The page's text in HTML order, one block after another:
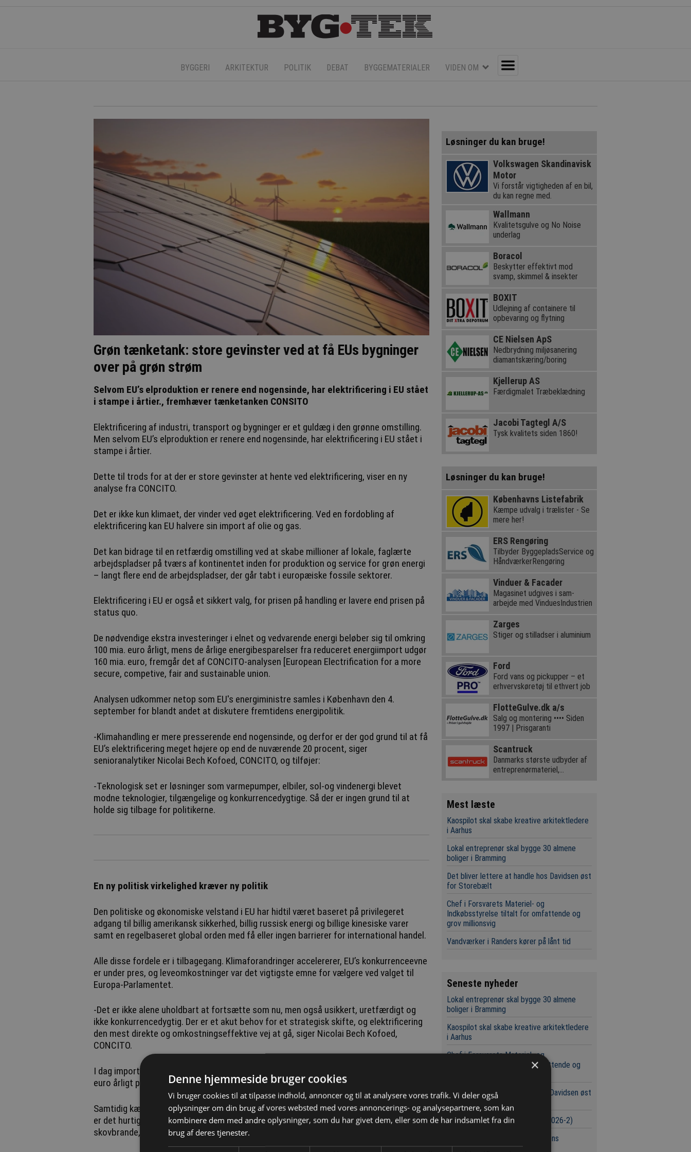
BYGGERI ARKITEKTUR POLITIK DEBAT BYGGEMATERIALER VIDEN OM
Grøn tænketank: store gevinster ved at få EUs bygninger
over på grøn strøm
Selvom EU’s elproduktion er renere end nogensinde, har elektrificering i EU stået
i stampe i årtier., fremhæver tænketanken CONSITO
Elektrificering af industri, transport og bygninger er et guldæg i den grønne omstilling.
Men selvom EU’s elproduktion er renere end nogensinde, har elektrificering i EU stået i
stampe i årtier.
Dette til trods for at der er store gevinster at hente ved elektrificering, viser en ny
analyse fra CONCITO.
Det er ikke kun klimaet, der vinder ved øget elektrificering. Ved en fordobling af
elektrificering kan EU halvere sin import af olie og gas.
Det kan bidrage til en retfærdig omstilling ved at skabe millioner af lokale, faglærte
arbejdspladser på tværs af kontinentet inden for produktion og service for grøn energi
– langt flere end de arbejdspladser, der går tabt i europæiske fossile sektorer.
Elektrificering i EU er også et sikkert valg, for prisen på handling er lavere end prisen på
status quo.
De nødvendige ekstra investeringer i elnet og vedvarende energi beløber sig til omkring
100 mia. euro årligt, mens de årlige energibesparelser fra reduceret energiimport udgør
160 mia. euro, fremgår det af CONCITO-analysen [European Electrification for a more
secure, competive, fair and sustainable union.
Analysen udkommer netop som EU's energiministre samles i København den 4.
september for blandt andet at diskutere fremtidens energipolitik.
-Klimahandling er mere presserende end nogensinde, og derfor er der god grund til at få
EU’s elektrificering meget højere op end de nuværende 20 procent, siger
senioranalytiker Nicolai Bech Kofoed, CONCITO, og tilføjer:
-Teknologisk set er løsninger som varmepumper, elbiler, sol-og vindenergi blevet
modne teknologier, tilgængelige og konkurrencedygtige. Så der er ingen grund til at
holde sig tilbage for politikerne.
En ny politisk virkelighed kræver ny politik
Den politiske og økonomiske velstand i EU har hidtil været baseret på privilegeret
adgang til billig amerikansk sikkerhed, billig russisk energi og billige kinesiske varer
samt en regelbaseret global orden med få eller ingen barrierer for international handel.
Alle disse fordele er i tilbagegang. Klimaforandringer accelererer, EU’s konkurrenceevne
er under pres, og leveomkostninger var det vigtigste emne for vælgere ved valget til
Europa-Parlamentet.
-Det er ikke alene uholdbart at fortsætte som nu, men også usikkert, uretfærdigt og
ikke konkurrencedygtig. Der er et akut behov for et strategisk skifte, og elektrificering
den mest direkte og omkostningseffektive vej at gå, siger Nicolai Bech Kofoed,
CONCITO.
I dag importerer EU næsten 90 % af sin olie og gas og bruger i gennemsnit 317 mia.
euro årligt på at importere fossile brændsler, hvilket dræner den europæiske økonomi.
Samtidig kæmper familier over hele kontinentet med stigende leveomkostninger, og EU
er det hurtigst opvarmende kontinent, som oplever de ødelæggende konsekvenser af
skovbrande, tørker og oversvømmelser.
Løsninger du kan bruge!
Volkswagen Skandinavisk
Motor
Vi forstår vigtigheden af en bil,
du kan regne med.
Wallmann
Kvalitetsgulve og No Noise
underlag
Boracol
Beskytter effektivt mod
svamp, skimmel & insekter
BOXIT
Udlejning af containere til
opbevaring og flytning
CE Nielsen ApS
Nedbrydning miljøsanering
diamantskæring/boring
Kjellerup AS
Færdigmalet Træbeklædning
Jacobi Tagtegl A/S
Tysk kvalitets siden 1860!
Løsninger du kan bruge!
Københavns Listefabrik
Kæmpe udvalg i trælister - Se
mere her!
ERS Rengøring
Tilbyder ByggepladsService og
HåndværkerRengøring
Vinduer & Facader
Magasinet udgives i sam-
arbejde med VinduesIndustrien
Zarges
Stiger og stilladser i aluminium
Ford
Ford vans og pickupper – et
erhvervskøretøj til ethvert job
FlotteGulve.dk a/s
Salg og montering •••• Siden
1997 | Prisgaranti
Scantruck
Danmarks største udbyder af
entreprenørmateriel,
Mest læste
Kaospilot skal skabe kreative arkitektledere
i Aarhus
Lokal entreprenør skal bygge 30 almene
boliger i Bramming
Det bliver lettere at handle hos Davidsen øst
for Storebælt
Chef i Forsvarets Materiel- og
Indkøbsstyrelse tiltalt for omfattende og
grov millionsvig
Vandværker i Randers kører på lånt tid
Seneste nyheder
Lokal entreprenør skal bygge 30 almene
boliger i Bramming
Kaospilot skal skabe kreative arkitektledere
i Aarhus
Chef i Forsvarets Materiel- og
Indkøbsstyrelse tiltalt for omfattende og
Det bliver lettere at handle hos Davidsen øst
for Storebælt
Konkurser i byggeriet (Uge 32/2026-2)
Tre hold kæmper om Svanemøllens
Skybrudstunnel
×
Denne hjemmeside bruger cookies
Vi bruger cookies til at tilpasse indhold, annoncer og til at analysere vores trafik. Vi deler også
oplysninger om din brug af vores websted med vores annoncerings- og analysepartnere, som kan
kombinere dem med andre oplysninger, som du har givet dem, eller som de har indsamlet fra din
brug af deres tjenester.